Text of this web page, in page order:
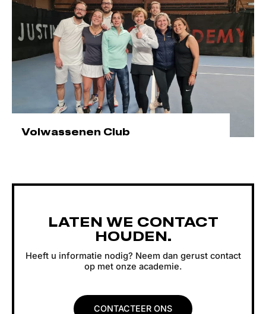
Volwassenen Club
LATEN WE CONTACT
HOUDEN.
Heeft u informatie nodig? Neem dan gerust contact
op met onze academie.
CONTACTEER ONS